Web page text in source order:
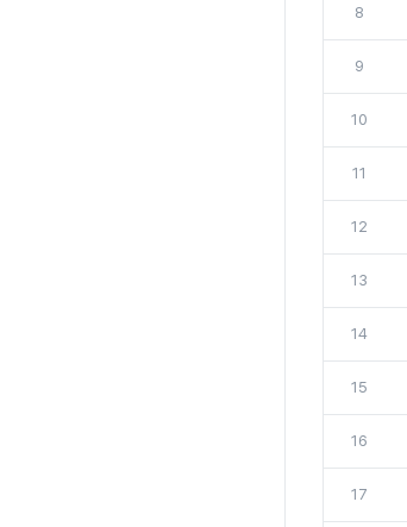
8
9
10
11
12
13
14
15
16
17